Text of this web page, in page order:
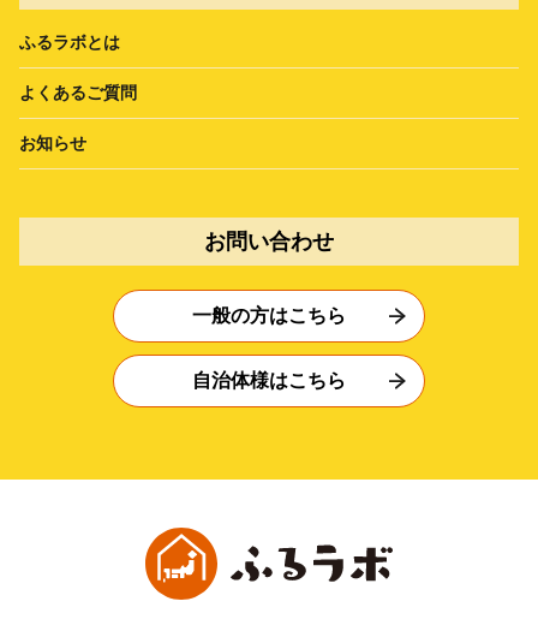
ふるラボとは
よくあるご質問
お知らせ
お問い合わせ
一般の方はこちら
自治体様はこちら